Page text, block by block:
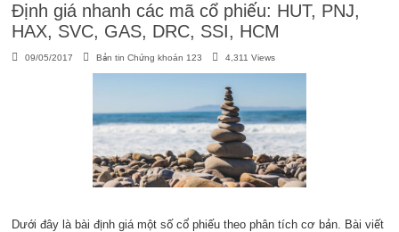
Định giá nhanh các mã cổ phiếu: HUT, PNJ,
HAX, SVC, GAS, DRC, SSI, HCM
09/05/2017 Bản tin Chứng khoán 123 4,311 Views
Dưới đây là bài định giá một số cổ phiếu theo phân tích cơ bản. Bài viết